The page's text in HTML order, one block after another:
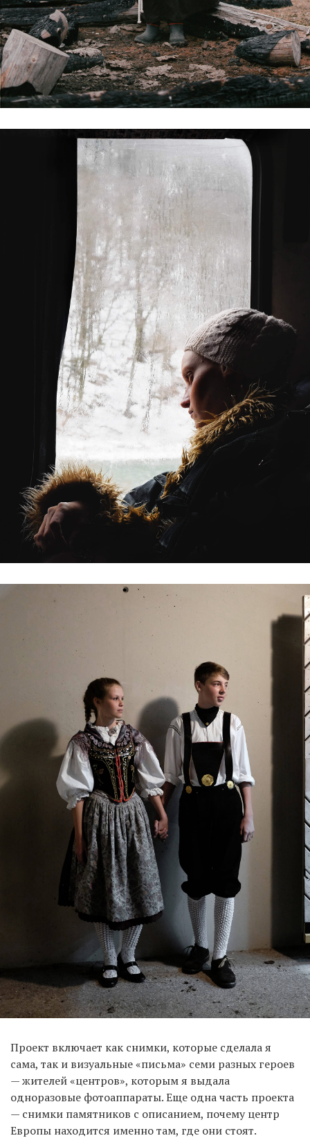
Проект включает как снимки, которые сделала я
сама, так и визуальные «письма» семи разных героев
— жителей «центров», которым я выдала
одноразовые фотоаппараты. Еще одна часть проекта
— снимки памятников с описанием, почему центр
Европы находится именно там, где они стоят.